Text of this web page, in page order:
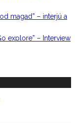
magad” – interjú a
explore” – Interview